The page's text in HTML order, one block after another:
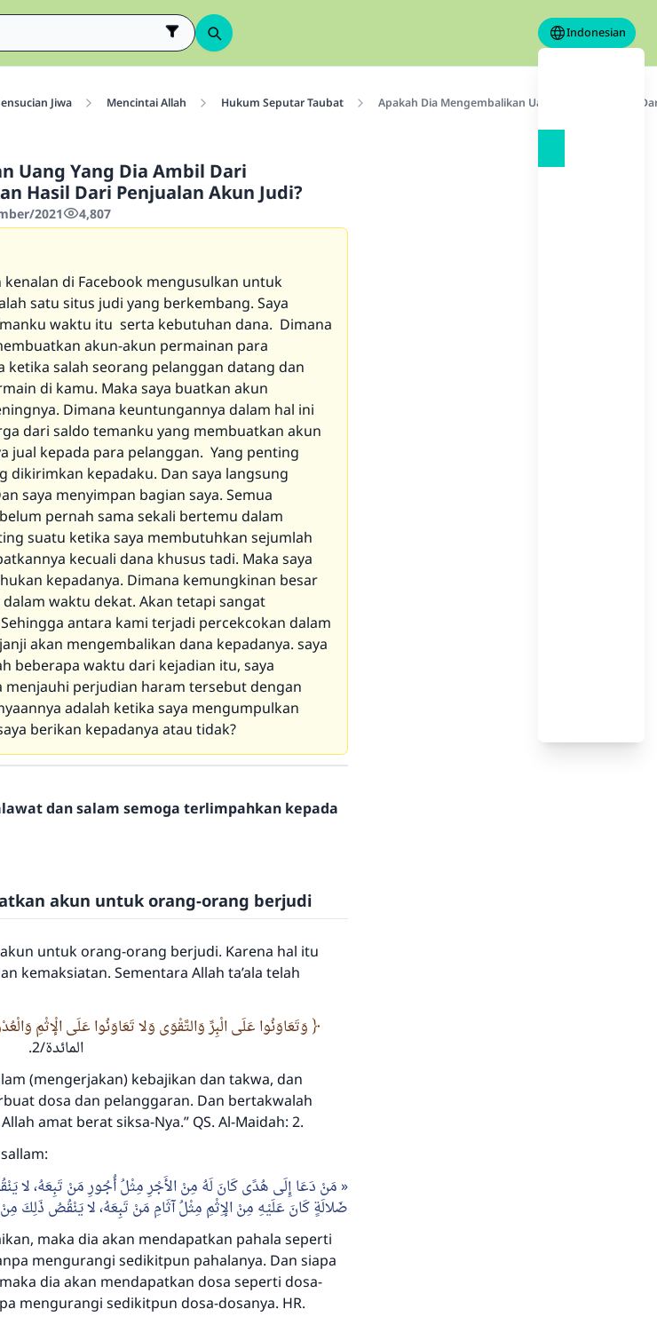
Indonesian
Jiwa Mencintai Allah Hukum Seputar Taubat Apakah Dia Mengembalikan Uang Yang Dia Ambil
Uang Yang Dia Ambil Dari
Hasil Dari Penjualan Akun Judi?
2021 4,807
di Facebook mengusulkan untuk
satu situs judi yang berkembang. Saya
waktu itu serta kebutuhan dana. Dimana
akun-akun permainan para
ketika salah seorang pelanggan datang dan
di kamu. Maka saya buatkan akun
Dimana keuntungannya dalam hal ini
dari saldo temanku yang membuatkan akun
jual kepada para pelanggan. Yang penting
dikirimkan kepadaku. Dan saya langsung
saya menyimpan bagian saya. Semua
pernah sama sekali bertemu dalam
suatu ketika saya membutuhkan sejumlah
kecuali dana khusus tadi. Maka saya
kepadanya. Dimana kemungkinan besar
dalam waktu dekat. Akan tetapi sangat
antara kami terjadi percekcokan dalam
akan mengembalikan dana kepadanya. saya
beberapa waktu dari kejadian itu, saya
menjauhi perjudian haram tersebut dengan
adalah ketika saya mengumpulkan
berikan kepadanya atau tidak?
dan salam semoga terlimpahkan kepada
akun untuk orang-orang berjudi
untuk orang-orang berjudi. Karena hal itu
kemaksiatan. Sementara Allah ta’ala telah
وَتَعَاوَنُوا عَلَى الْبِرِّ وَالتَّقْوَى وَلا تَعَاوَنُوا عَلَى الْإثْمِ
المائدة/2 .
(mengerjakan) kebajikan dan takwa, dan
dosa dan pelanggaran. Dan bertakwalah
amat berat siksa-Nya.” QS. Al-Maidah: 2.
مَنْ دَعَا إِلَى هُدًى كَانَ لَهُ مِنْ الأَجْرِ مِثْلُ أُجُورِ مَنْ تَبِعَهُ، لا
ضَلالَةٍ كَانَ عَلَيْهِ مِنْ الإِثْمِ مِثْلُ آثَامِ مَنْ تَبِعَهُ، لا يَنْقُصُ ذَلِكَ مِنْ
maka dia akan mendapatkan pahala seperti
mengurangi sedikitpun pahalanya. Dan siapa
dia akan mendapatkan dosa seperti dosa-
mengurangi sedikitpun dosa-dosanya. HR.
menyelamatkan
pernikahan.
jawaban untuk umat
Rasulullah ﷺ bersabda
suatu kebaikan, meka dia akan
yang sama dengan orang yang
melakukannya"